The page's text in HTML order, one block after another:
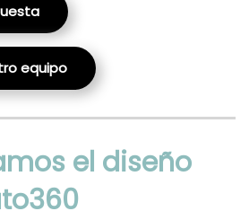
equipo
el diseño